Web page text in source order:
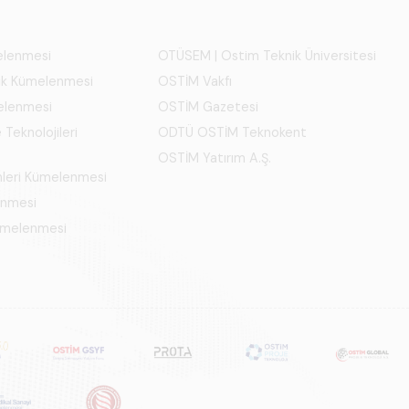
Kümelenmesi
Teknolojileri
Kümelenmesi
OTÜSEM | Ostim Teknik Üniversitesi
OSTİM Vakfı
OSTİM Gazetesi
ODTÜ OSTİM Teknokent
OSTİM Yatırım A.Ş.